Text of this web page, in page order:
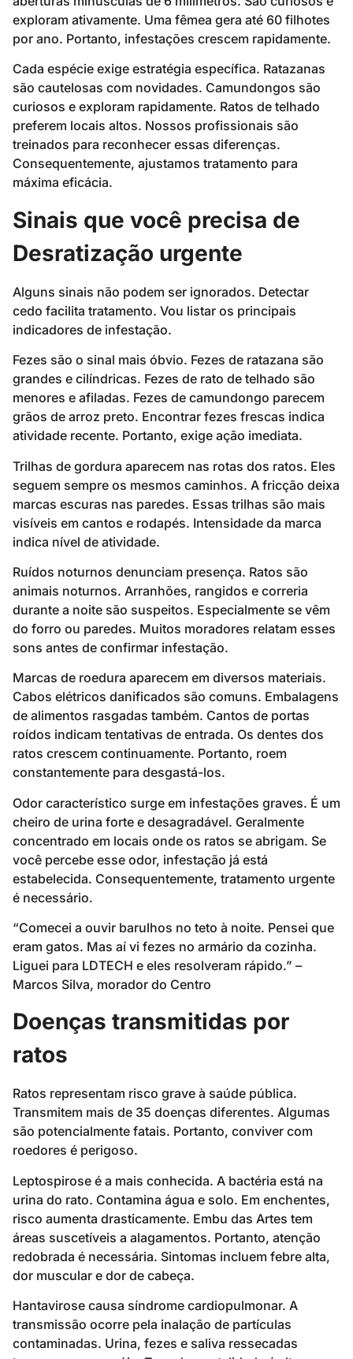
exploram ativamente. Uma fêmea gera até 60 filhotes
por ano. Portanto, infestações crescem rapidamente.
Cada espécie exige estratégia específica. Ratazanas
são cautelosas com novidades. Camundongos são
curiosos e exploram rapidamente. Ratos de telhado
preferem locais altos. Nossos profissionais são
treinados para reconhecer essas diferenças.
Consequentemente, ajustamos tratamento para
máxima eficácia.
Sinais que você precisa de
Desratização urgente
Alguns sinais não podem ser ignorados. Detectar
cedo facilita tratamento. Vou listar os principais
indicadores de infestação.
Fezes são o sinal mais óbvio. Fezes de ratazana são
grandes e cilíndricas. Fezes de rato de telhado são
menores e afiladas. Fezes de camundongo parecem
grãos de arroz preto. Encontrar fezes frescas indica
atividade recente. Portanto, exige ação imediata.
Trilhas de gordura aparecem nas rotas dos ratos. Eles
seguem sempre os mesmos caminhos. A fricção deixa
marcas escuras nas paredes. Essas trilhas são mais
visíveis em cantos e rodapés. Intensidade da marca
indica nível de atividade.
Ruídos noturnos denunciam presença. Ratos são
animais noturnos. Arranhões, rangidos e correria
durante a noite são suspeitos. Especialmente se vêm
do forro ou paredes. Muitos moradores relatam esses
sons antes de confirmar infestação.
Marcas de roedura aparecem em diversos materiais.
Cabos elétricos danificados são comuns. Embalagens
de alimentos rasgadas também. Cantos de portas
roídos indicam tentativas de entrada. Os dentes dos
ratos crescem continuamente. Portanto, roem
constantemente para desgastá-los.
Odor característico surge em infestações graves. É um
cheiro de urina forte e desagradável. Geralmente
concentrado em locais onde os ratos se abrigam. Se
você percebe esse odor, infestação já está
estabelecida. Consequentemente, tratamento urgente
é necessário.
“Comecei a ouvir barulhos no teto à noite. Pensei que
eram gatos. Mas aí vi fezes no armário da cozinha.
Liguei para LDTECH e eles resolveram rápido.” –
Marcos Silva, morador do Centro
Doenças transmitidas por
ratos
Ratos representam risco grave à saúde pública.
Transmitem mais de 35 doenças diferentes. Algumas
são potencialmente fatais. Portanto, conviver com
roedores é perigoso.
Leptospirose é a mais conhecida. A bactéria está na
urina do rato. Contamina água e solo. Em enchentes,
risco aumenta drasticamente. Embu das Artes tem
áreas suscetíveis a alagamentos. Portanto, atenção
redobrada é necessária. Sintomas incluem febre alta,
dor muscular e dor de cabeça.
Hantavirose causa síndrome cardiopulmonar. A
transmissão ocorre pela inalação de partículas
contaminadas. Urina, fezes e saliva ressecadas